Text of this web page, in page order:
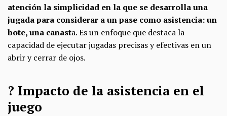
atención la simplicidad en la que se desarrolla una
jugada para considerar a un pase como asistencia: un
bote, una canasta. Es un enfoque que destaca la
capacidad de ejecutar jugadas precisas y efectivas en un
abrir y cerrar de ojos.
? Impacto de la asistencia en el
juego